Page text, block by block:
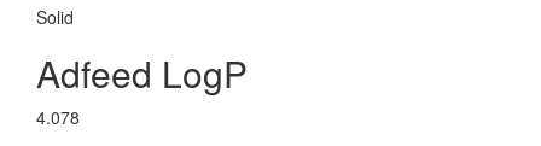
Solid
Adfeed LogP
4.078